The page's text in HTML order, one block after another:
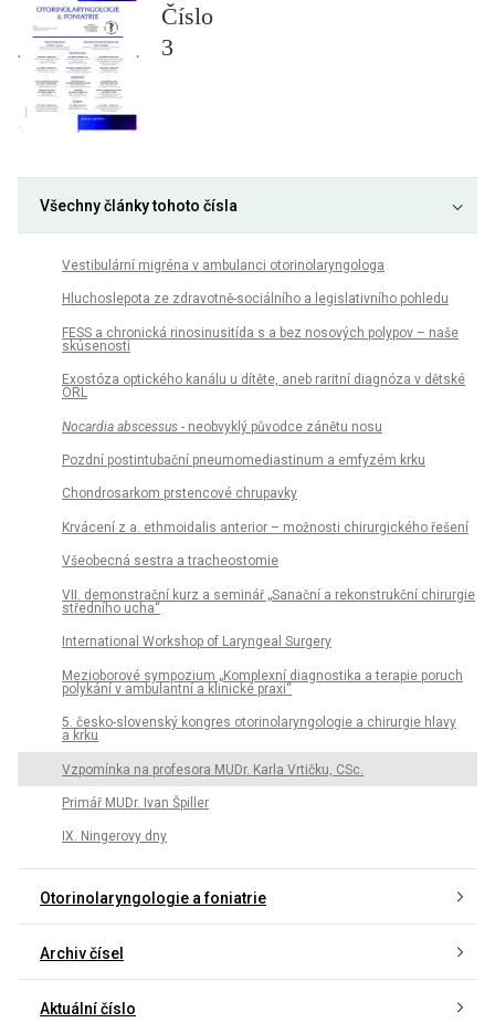
Číslo
3
Všechny články tohoto čísla
Vestibulární migréna v ambulanci otorinolaryngologa
Hluchoslepota ze zdravotně-sociálního a legislativního pohledu
FESS a chronická rinosinusitída s a bez nosových polypov – naše
skúsenosti
Exostóza optického kanálu u dítěte, aneb raritní diagnóza v dětské
ORL
Nocardia abscessus - neobvyklý původce zánětu nosu
Pozdní postintubační pneumomediastinum a emfyzém krku
Chondrosarkom prstencové chrupavky
Krvácení z a. ethmoidalis anterior – možnosti chirurgického řešení
Všeobecná sestra a tracheostomie
VII. demonstrační kurz a seminář „Sanační a rekonstrukční chirurgie
středního ucha“
International Workshop of Laryngeal Surgery
Mezioborové sympozium „Komplexní diagnostika a terapie poruch
polykání v ambulantní a klinické praxi“
5. česko-slovenský kongres otorinolaryngologie a chirurgie hlavy
a krku
Vzpomínka na profesora MUDr. Karla Vrtičku, CSc.
Primář MUDr. Ivan Špiller
IX. Ningerovy dny
Otorinolaryngologie a foniatrie
Archiv čísel
Aktuální číslo